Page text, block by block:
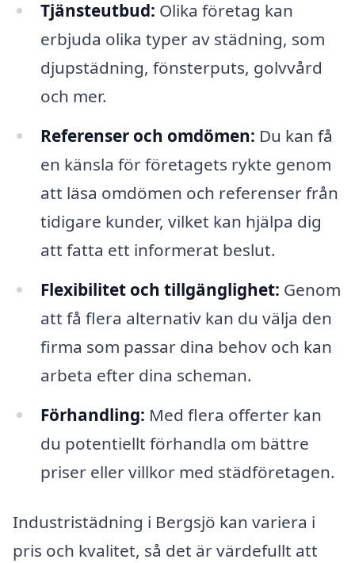
Tjänsteutbud: Olika företag kan
erbjuda olika typer av städning, som
djupstädning, fönsterputs, golvvård
och mer.
Referenser och omdömen: Du kan få
en känsla för företagets rykte genom
att läsa omdömen och referenser från
tidigare kunder, vilket kan hjälpa dig
att fatta ett informerat beslut.
Flexibilitet och tillgänglighet: Genom
att få flera alternativ kan du välja den
firma som passar dina behov och kan
arbeta efter dina scheman.
Förhandling: Med flera offerter kan
du potentiellt förhandla om bättre
priser eller villkor med städföretagen.
Industristädning i Bergsjö kan variera i
pris och kvalitet, så det är värdefullt att